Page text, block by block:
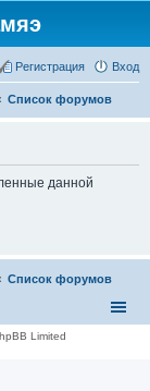
Вход
Регистрация
Список форумов
данной
Список форумов
Limited